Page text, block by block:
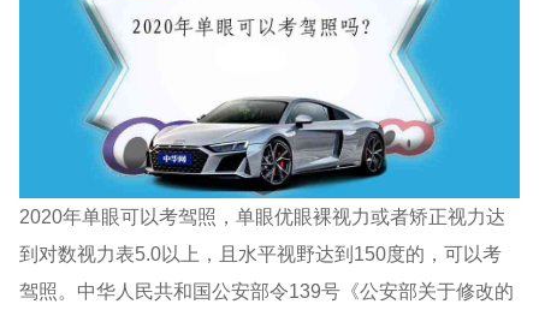
2020年单眼可以考驾照，单眼优眼裸视力或者矫正视力达
到对数视力表5.0以上，且水平视野达到150度的，可以考
驾照。中华人民共和国公安部令139号《公安部关于修改的